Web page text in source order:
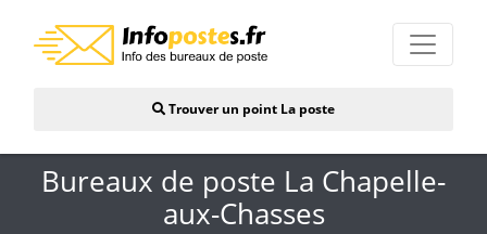
Trouver un point La poste
Bureaux de poste La Chapelle-
aux-Chasses